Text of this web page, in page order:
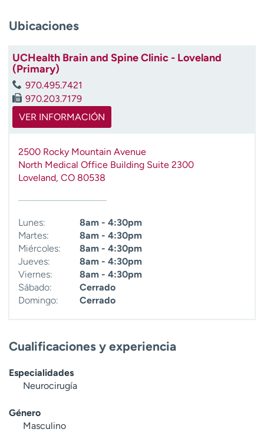
t
rUbicaciones
UCHealth Brain and Spine Clinic - Loveland
(Primary)
970.495.7421
970.203.7179
VER INFORMACIÓN
2500 Rocky Mountain Avenue
North Medical Office Building Suite 2300
Loveland, CO 80538
Lunes:
8am - 4:30pm
Martes:
8am - 4:30pm
Miércoles:
8am - 4:30pm
Jueves:
8am - 4:30pm
Viernes:
8am - 4:30pm
Sábado:
Cerrado
Domingo:
Cerrado
Cualificaciones y experiencia
Especialidades
Neurocirugía
Género
Masculino